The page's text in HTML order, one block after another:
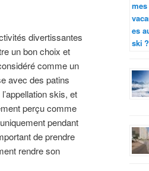
divertissantes
un bon choix et
comme un
avec des patins
skis, et
perçu comme
pendant
de prendre
rendre son